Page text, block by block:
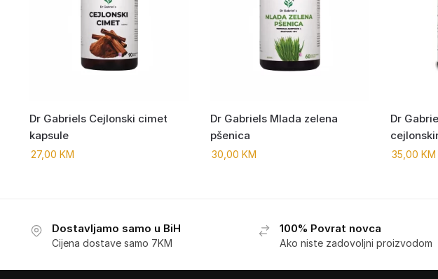
Dr Gabriels Cejlonski cimet
kapsule
27,00 KM
Dr Gabriels Mlada zelena
pšenica
30,00 KM
Dr
35,00KM
Dostavljamo samo u BiH
Cijena dostave samo 7KM
100% Povrat novca
Ako niste zadovoljni proizvodom